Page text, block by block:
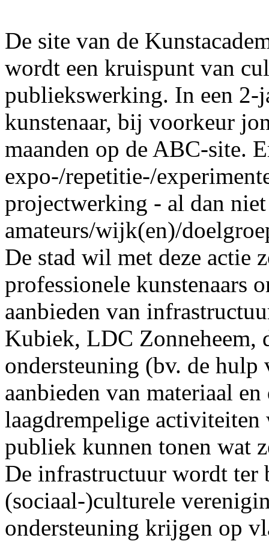
De site van de
wordt een kruispunt van
publiekswerking. In een 2-
kunstenaar, bij voorkeur
maanden op de ABC-site.
expo-/repetitie-/
projectwerking - al dan
amateurs/wijk(en)/
De stad wil met deze actie
professionele kunstenaars
aanbieden van
Kubiek, LDC Zonneheem,
ondersteuning (bv. de hulp
aanbieden van materiaal
laagdrempelige activiteiten
publiek kunnen tonen wat
De infrastructuur wordt ter
(sociaal-)culturele
ondersteuning krijgen op